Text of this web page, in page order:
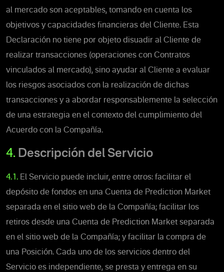
al mercado son aceptables, tomando en cuenta los
objetivos y capacidades financieras del Cliente. Esta
Declaración no tiene por objeto disuadir al Cliente de
realizar transacciones (operaciones con Contratos
vinculados al mercado), sino ayudar al Cliente a evaluar
los riesgos asociados con la realización de dichas
transacciones y a abordar responsablemente la selección
de una estrategia en el contexto del cumplimiento del
Acuerdo con la Compañía.
4. Descripción del Servicio
4.1. El Servicio puede incluir, entre otros: facilitar el
depósito de fondos en una Cuenta de Prediction Market
separada en el sitio web de la Compañía; facilitar los
retiros desde una Cuenta de Prediction Market separada
en el sitio web de la Compañía; y facilitar la compra de
una Posición. Cada uno de los servicios dentro del
Servicio es independiente, se presta y entrega en su